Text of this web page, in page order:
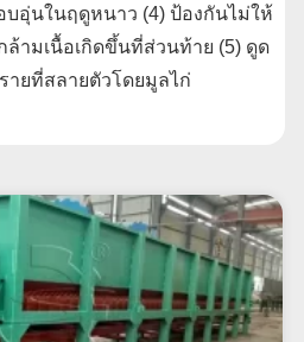
บอุ่นในฤดูหนาว (4) ป้องกันไม่ให้
ล้ามเนื้อเกิดขึ้นที่ส่วนท้าย (5) ดูด
ยที่สลายตัวโดยมูลไก่